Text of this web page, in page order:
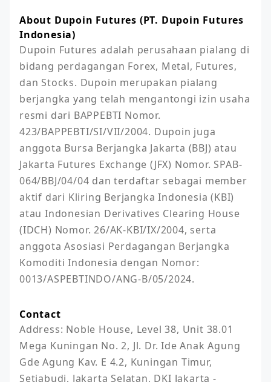
About Dupoin Futures (PT. Dupoin Futures
Indonesia)
Dupoin Futures adalah perusahaan pialang di
bidang perdagangan Forex, Metal, Futures,
dan Stocks. Dupoin merupakan pialang
berjangka yang telah mengantongi izin usaha
resmi dari BAPPEBTI Nomor.
423/BAPPEBTI/SI/VII/2004. Dupoin juga
anggota Bursa Berjangka Jakarta (BBJ) atau
Jakarta Futures Exchange (JFX) Nomor. SPAB-
064/BBJ/04/04 dan terdaftar sebagai member
aktif dari Kliring Berjangka Indonesia (KBI)
atau Indonesian Derivatives Clearing House
(IDCH) Nomor. 26/AK-KBI/IX/2004, serta
anggota Asosiasi Perdagangan Berjangka
Komoditi Indonesia dengan Nomor:
0013/ASPEBTINDO/ANG-B/05/2024.
Contact
Address: Noble House, Level 38, Unit 38.01
Mega Kuningan No. 2, Jl. Dr. Ide Anak Agung
Gde Agung Kav. E 4.2, Kuningan Timur,
Setiabudi, Jakarta Selatan, DKI Jakarta -